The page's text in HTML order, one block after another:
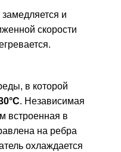
и
скорости
в которой
. Независимая
встроенная в
на ребра
охлаждается